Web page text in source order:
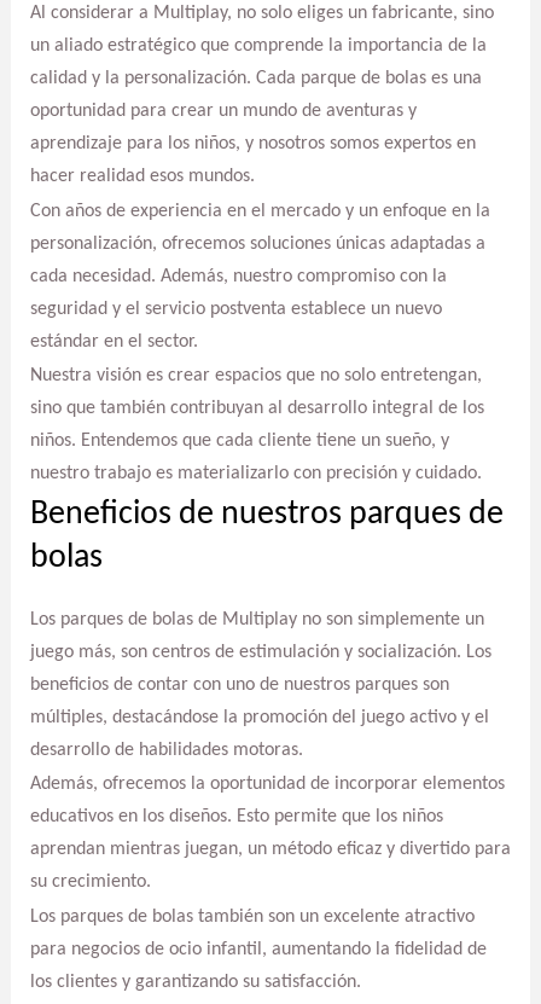
Al considerar a Multiplay, no solo eliges un fabricante, sino
un aliado estratégico que comprende la importancia de la
calidad y la personalización. Cada parque de bolas es una
oportunidad para crear un mundo de aventuras y
aprendizaje para los niños, y nosotros somos expertos en
hacer realidad esos mundos.
Con años de experiencia en el mercado y un enfoque en la
personalización, ofrecemos soluciones únicas adaptadas a
cada necesidad. Además, nuestro compromiso con la
seguridad y el servicio postventa establece un nuevo
estándar en el sector.
Nuestra visión es crear espacios que no solo entretengan,
sino que también contribuyan al desarrollo integral de los
niños. Entendemos que cada cliente tiene un sueño, y
nuestro trabajo es materializarlo con precisión y cuidado.
Beneficios de nuestros parques de
bolas
Los parques de bolas de Multiplay no son simplemente un
juego más, son centros de estimulación y socialización. Los
beneficios de contar con uno de nuestros parques son
múltiples, destacándose la promoción del juego activo y el
desarrollo de habilidades motoras.
Además, ofrecemos la oportunidad de incorporar elementos
educativos en los diseños. Esto permite que los niños
aprendan mientras juegan, un método eficaz y divertido para
su crecimiento.
Los parques de bolas también son un excelente atractivo
para negocios de ocio infantil, aumentando la fidelidad de
los clientes y garantizando su satisfacción.